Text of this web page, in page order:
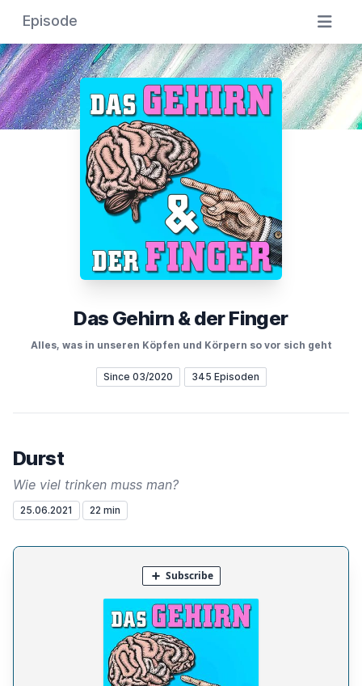
Episode
Das Gehirn & der Finger
Alles, was in unseren Köpfen und Körpern so vor sich geht
Since 03/2020 345 Episoden
Durst
Wie viel trinken muss man?
25.06.2021 22 min